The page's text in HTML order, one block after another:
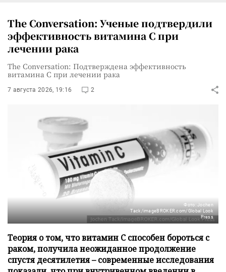
The Conversation: Ученые подтвердили
эффективность витамина C при
лечении рака
The Conversation: Подтверждена эффективность
витамина C при лечении рака
7 августа 2026, 19:16 2
Фото: Jochen
Tack/imageBROKER.com/Global Look
Press
Теория о том, что витамин C способен бороться с
раком, получила неожиданное продолжение
спустя десятилетия – современные исследования